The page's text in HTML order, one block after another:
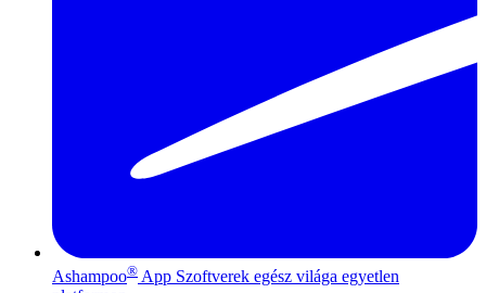
Ashampoo® App Szoftverek egész világa egyetlen